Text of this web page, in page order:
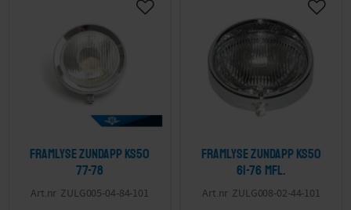
Framlyse Zundapp KS50
77-78
ZULG005-04-84-101
Framlyse Zundapp KS50
61-76 mfl.
ZULG008-02-44-101